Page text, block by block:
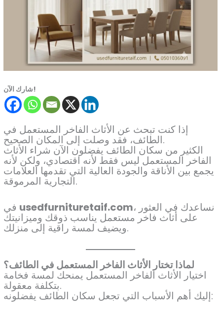
شارك الآن!
إذا كنت تبحث عن الأثاث الفاخر المستعمل في
الطائف، فقد وصلت إلى المكان الصحيح.
الكثير من سكان الطائف يفضلون الآن شراء الأثاث
الفاخر المستعمل ليس فقط لأنه اقتصادي، ولكن لأنه
يجمع بين الأناقة والجودة العالية التي تقدمها العلامات
التجارية المرموقة.
usedfurnituretaif.com، نساعدك في العثور
على أثاث فاخر مستعمل يناسب ذوقك وميزانيتك
ويضيف لمسة راقية إلى منزلك.
لماذا تختار الأثاث الفاخر المستعمل في الطائف؟
اختيار الأثاث الفاخر المستعمل يمنحك لمسة فخامة
بتكلفة معقولة.
إليك أهم الأسباب التي تجعل سكان الطائف يفضلونه: